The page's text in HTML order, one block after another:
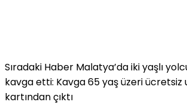
Sıradaki Haber Malatya’da iki yaşlı
kavga etti: Kavga 65 yaş üzeri ücretsiz
kartından çıktı